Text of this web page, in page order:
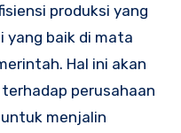
produksi yang
yang baik di mata
Hal ini akan
perusahaan
menjalin